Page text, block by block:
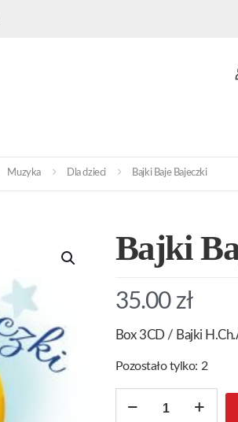
Muzyka Dla dzieci Bajki Baje Bajeczki
Bajki
35.00 zł
Box 3CD / Bajki
Pozostało tylko: 2